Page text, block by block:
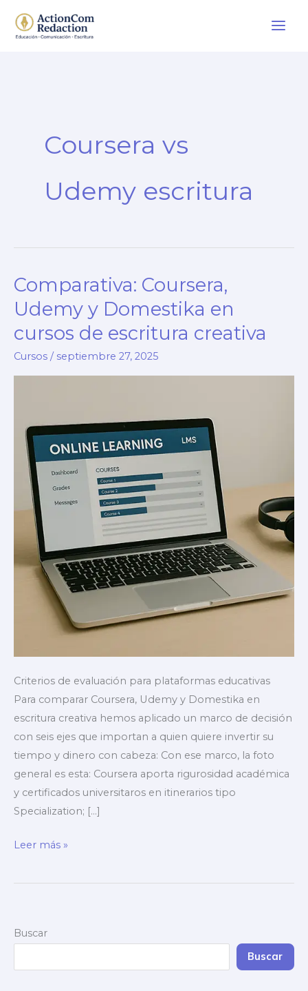
Coursera vs
Udemy escritura
Comparativa: Coursera,
Udemy y Domestika en
cursos de escritura creativa
Cursos / septiembre 27, 2025
Criterios de evaluación para plataformas educativas
Para comparar Coursera, Udemy y Domestika en
escritura creativa hemos aplicado un marco de decisión
con seis ejes que importan a quien quiere invertir su
tiempo y dinero con cabeza: Con ese marco, la foto
general es esta: Coursera aporta rigurosidad académica
y certificados universitaros en itinerarios tipo
Specialization; […]
Comparativa:
Udemy
en
de
Leer más »
Buscar
Buscar